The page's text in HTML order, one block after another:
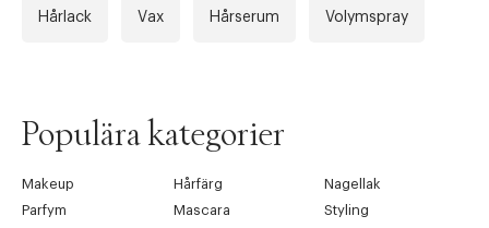
Hårlack Vax Hårserum Volymspray
Populära kategorier
Makeup Hårfärg
Nagellak
Parfym
Mascara
Styling